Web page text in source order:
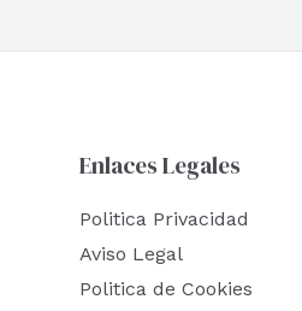
Enlaces Legales
Politica Privacidad
Aviso Legal
Politica de Cookies